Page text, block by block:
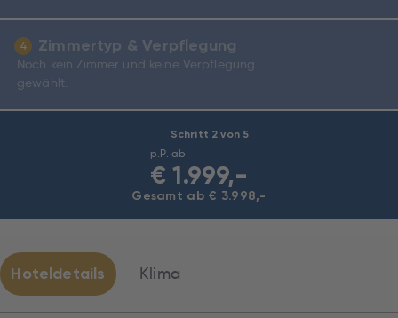
Schritt 2 von 5
p.P. ab
€ 1.999,-
Gesamt ab € 3.998,-
4 Zimmertyp & Verpflegung
Noch kein Zimmer und keine Verpflegung
gewählt.
Hoteldetails Klima